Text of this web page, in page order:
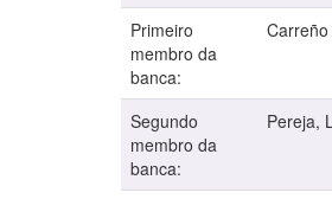
Primeiro
membro da
banca:
Segundo
membro da
banca:
Pereja,